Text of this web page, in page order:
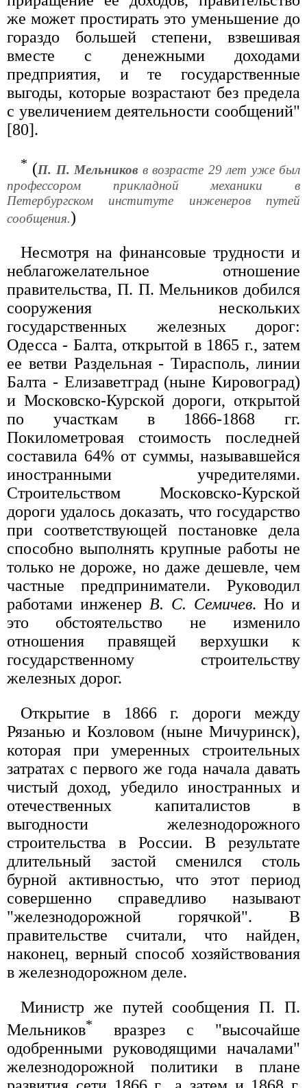
же может простирать это уменьшение до
гораздо большей степени, взвешивая
вместе с денежными доходами
предприятия, и те государственные
выгоды, которые возрастают без предела
с увеличением деятельности сообщений"
[80].
* (П. П. Мельников в возрасте 29 лет уже был
профессором прикладной механики в
Петербургском институте инженеров путей
сообщения.)
Несмотря на финансовые трудности и
неблагожелательное отношение
правительства, П. П. Мельников добился
сооружения нескольких
государственных железных дорог:
Одесса - Балта, открытой в 1865 г., затем
ее ветви Раздельная - Тирасполь, линии
Балта - Елизаветград (ныне Кировоград)
и Московско-Курской дороги, открытой
по участкам в 1866-1868 гг.
Покилометровая стоимость последней
составила 64% от суммы, называвшейся
иностранными учредителями.
Строительством Московско-Курской
дороги удалось доказать, что государство
при соответствующей постановке дела
способно выполнять крупные работы не
только не дороже, но даже дешевле, чем
частные предприниматели. Руководил
работами инженер В. С. Семичев. Но и
это обстоятельство не изменило
отношения правящей верхушки к
государственному строительству
железных дорог.
Открытие в 1866 г. дороги между
Рязанью и Козловом (ныне Мичуринск),
которая при умеренных строительных
затратах с первого же года начала давать
чистый доход, убедило иностранных и
отечественных капиталистов в
выгодности железнодорожного
строительства в России. В результате
длительный застой сменился столь
бурной активностью, что этот период
совершенно справедливо называют
"железнодорожной горячкой". В
правительстве считали, что найден,
наконец, верный способ хозяйствования
в железнодорожном деле.
Министр же путей сообщения П. П.
Мельников*
вразрез с "высочайше
одобренными руководящими началами"
железнодорожной политики в плане